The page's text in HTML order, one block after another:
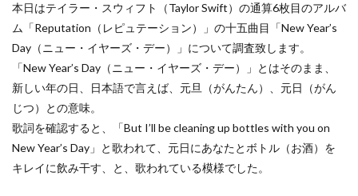
本日はテイラー・スウィフト（Taylor Swift）の通算6枚目のアルバ
ム「Reputation（レピュテーション）」の十五曲目「New Year’s
Day（ニュー・イヤーズ・デー）」について調査致します。
「New Year’s Day（ニュー・イヤーズ・デー）」とはそのまま、
新しい年の日、日本語で言えば、元旦（がんたん）、元日（がん
じつ）との意味。
歌詞を確認すると、「But I’ll be cleaning up bottles with you on
New Year’s Day」と歌われて、元日にあなたとボトル（お酒）を
キレイに飲み干す、と、歌われている模様でした。